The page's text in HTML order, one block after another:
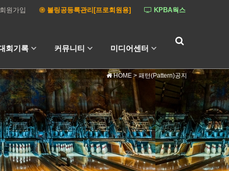
KPBA웍스
볼링공등록관리[프로회원용]
원가입
회기록 커뮤니티 미디어센터
HOME> 패턴(Pattern)공지